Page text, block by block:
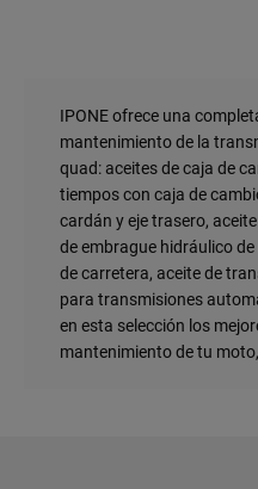
con un paño limpio.
2) Quita el tapón que
encuentra sobre el
3) Coloca un manguito
y un recipiente al final de
líquido viejo.
4) Pon en este recipiente
(nuevo) para evitar que el
la purga.
5) Acciona varias veces
recomendaciones del
IPONE ofrece una
mantenimiento de la
quad: aceites de caja de
tiempos con caja de
cardán y eje trasero,
de embrague hidráulico
de carretera, aceite de
para transmisiones
en esta selección los
mantenimiento de tu